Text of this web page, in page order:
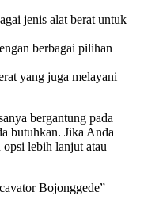
jenis alat berat untuk
berbagai pilihan
yang juga melayani
bergantung pada
butuhkan. Jika Anda
lebih lanjut atau
Bojonggede”